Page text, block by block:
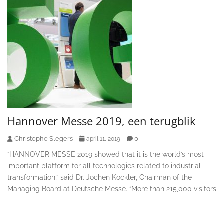
Hannover Messe 2019, een terugblik
Christophe Slegers april 11, 2019 0
“HANNOVER MESSE 2019 showed that it is the world’s most
important platform for all technologies related to industrial
transformation,” said Dr. Jochen Köckler, Chairman of the
Managing Board at Deutsche Messe. “More than 215,000 visitors